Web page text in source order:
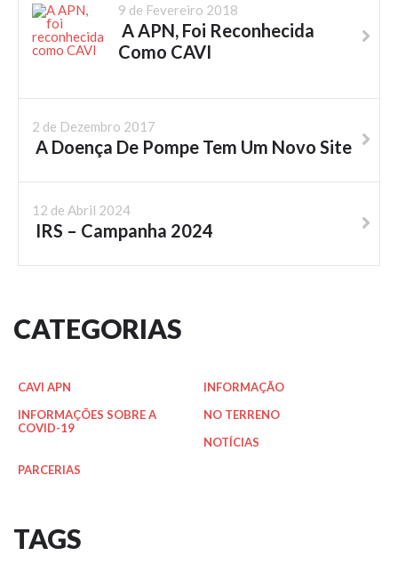
9 de Fevereiro 2018
A APN, Foi Reconhecida
Como CAVI
2 de Dezembro 2017
A Doença De Pompe Tem Um Novo Site
12 de Abril 2024
IRS – Campanha 2024
CATEGORIAS
CAVI APN
INFORMAÇÃO
INFORMAÇÕES SOBRE A
COVID-19
NO TERRENO
NOTÍCIAS
PARCERIAS
TAGS